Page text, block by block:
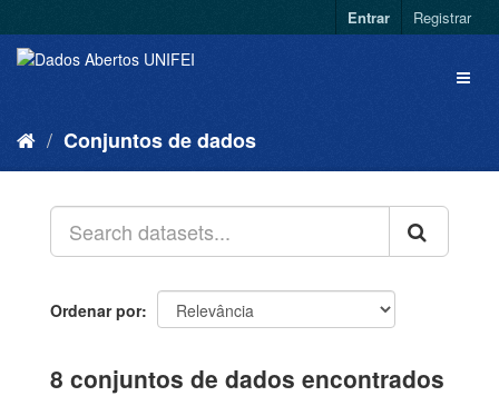
Entrar Registrar
Conjuntos de dados
Ordenar por
8 conjuntos de dados encontrados